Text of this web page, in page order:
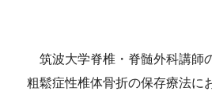
筑波大学脊椎・脊髄外科講師
粗鬆症性椎体骨折の保存療法に